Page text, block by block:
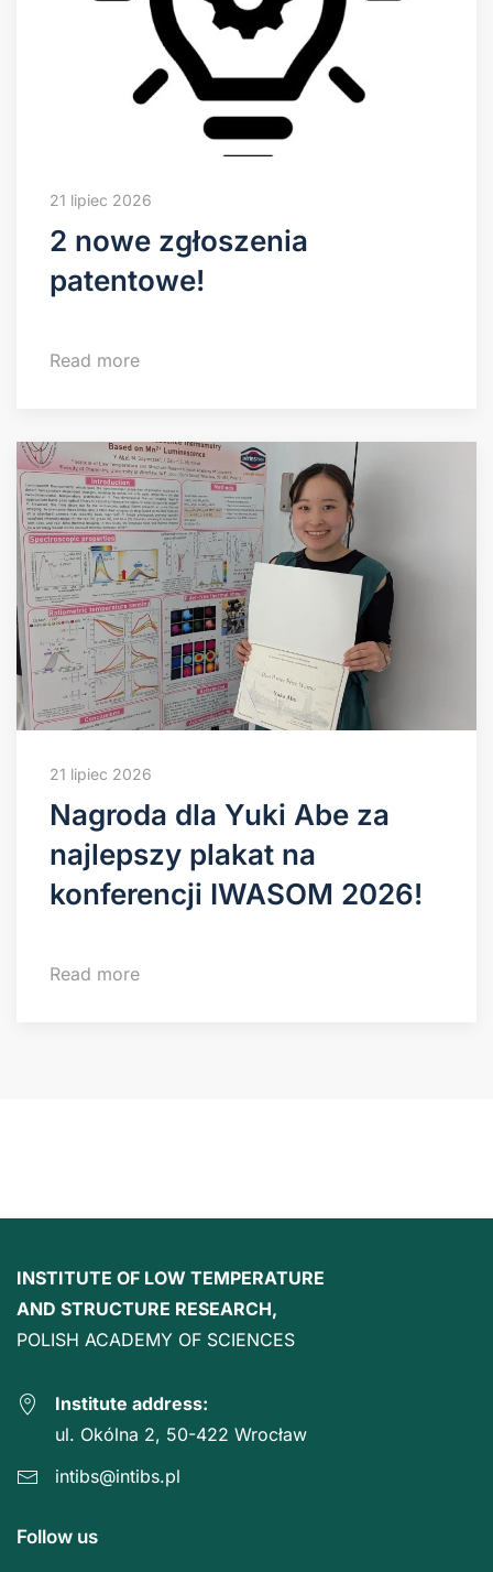
21 lipiec 2026
2 nowe zgłoszenia
patentowe!
Read more
21 lipiec 2026
Nagroda dla Yuki Abe za
najlepszy plakat na
konferencji IWASOM 2026!
Read more
INSTITUTE OF LOW TEMPERATURE
AND STRUCTURE RESEARCH,
POLISH ACADEMY OF SCIENCES
Institute address:
ul. Okólna 2, 50-422 Wrocław
intibs@intibs.pl
Follow us